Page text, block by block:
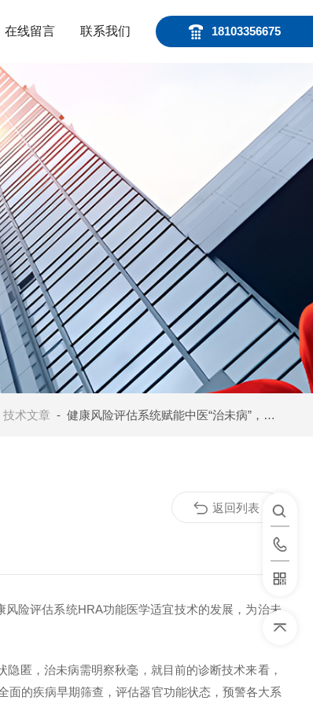
18103356675
在线留言 联系我们
技术文章 - 健康风险评估系统赋能中医“治未病”，让健康管理“事半功倍”
险评估系统HRA功能医学适宜技术的发展，为治未
匿，治未病需明察秋毫，就目前的诊断技术来看，
面的疾病早期筛查，评估器官功能状态，预警各大系
返回列表